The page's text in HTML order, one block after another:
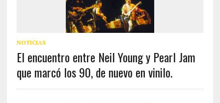
NOTICIAS
El encuentro entre Neil Young y Pearl Jam
que marcó los 90, de nuevo en vinilo.